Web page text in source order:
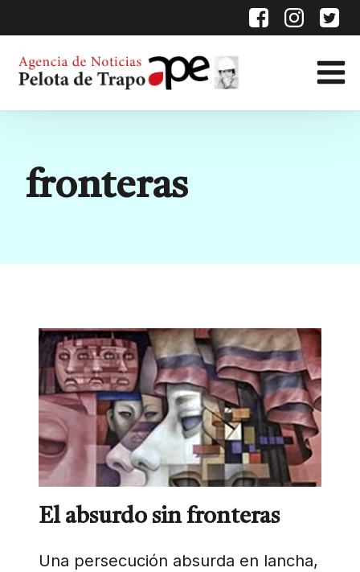
Etiqueta:
fronteras
El absurdo sin fronteras
Una persecución absurda en lancha,